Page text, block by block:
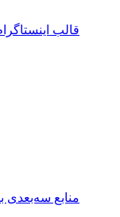
قالب
منابع سه‌بعدی